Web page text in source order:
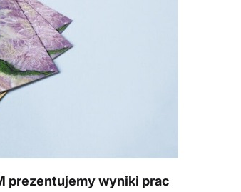
prezentujemy wyniki prac